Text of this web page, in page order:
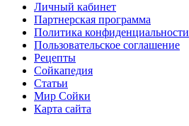
Личный кабинет
Партнерская программа
Политика конфиденциальности
Пользовательское соглашение
Рецепты
Сойкапедия
Статьи
Мир Сойки
Карта сайта